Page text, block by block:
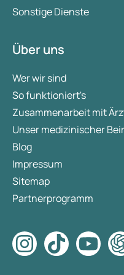
Sonstige Dienste
Über uns
Wer wir sind
So funktioniert's
Zusammenarbeit mit
Unser medizinischer
Blog
Impressum
Sitemap
Partnerprogramm